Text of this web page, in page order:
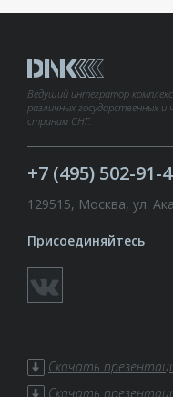
Ведущий интегратор
различных государственных
странам СНГ.
+7 (495) 502-91-
129515, Москва, ул.
Присоединяйтесь
Скачать
Скачать